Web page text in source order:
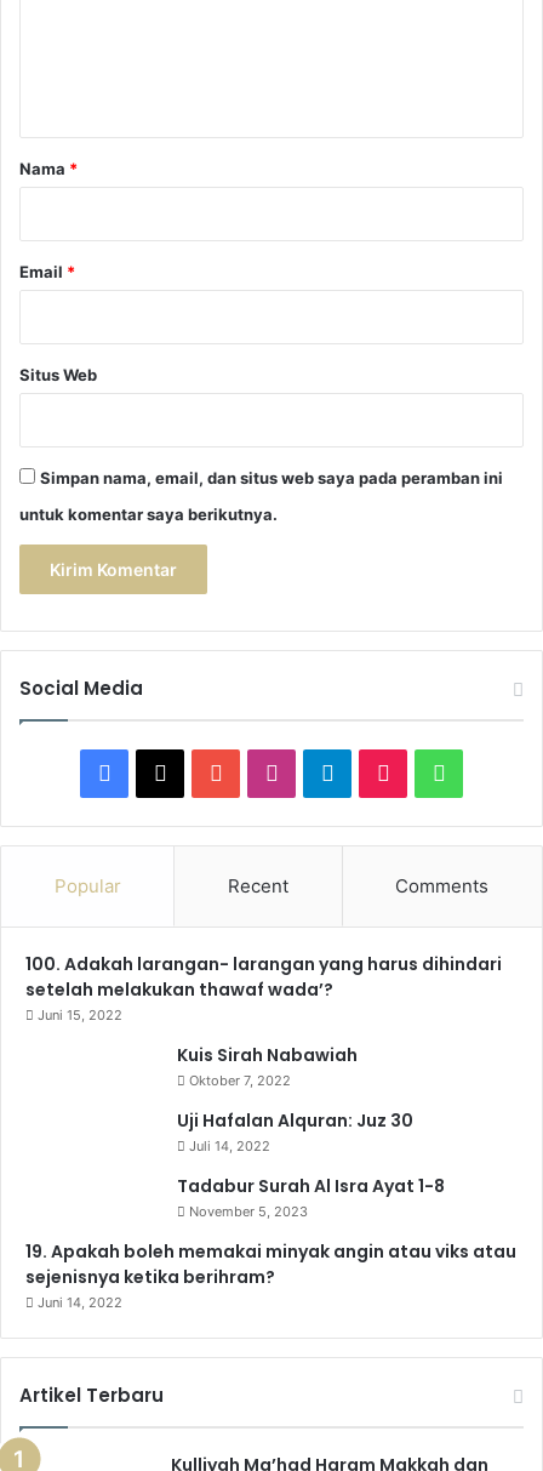
rNama *
Email *
Situs Web
Simpan nama, email, dan situs web saya pada peramban ini
untuk komentar saya berikutnya.
Social Media
a
b
o
o
u
e
n
a
r
a
e
g
a
m
i
o
h
s
Popular Recent Comments
100. Adakah larangan- larangan yang harus dihindari
setelah melakukan thawaf wada’?
Juni 15, 2022
Kuis Sirah Nabawiah
Oktober 7, 2022
Uji Hafalan Alquran: Juz 30
Juli 14, 2022
Tadabur Surah Al Isra Ayat 1-8
November 5, 2023
19. Apakah boleh memakai minyak angin atau viks atau
sejenisnya ketika berihram?
Juni 14, 2022
Artikel Terbaru
Kulliyah Ma’had Haram Makkah dan